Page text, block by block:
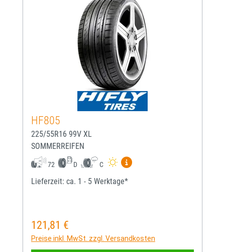
HF805
225/55R16 99V XL
SOMMERREIFEN
72 D C
Mehr Informationen zum
Lieferzeit: ca. 1 - 5 Werktage*
Regulärer Preis:
121,81 €
Preise inkl. MwSt. zzgl. Versandkosten